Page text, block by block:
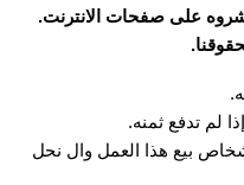
على صفحات الانترنت.
لم تدفع ثمنه.
بيع هذا العمل وال نحل